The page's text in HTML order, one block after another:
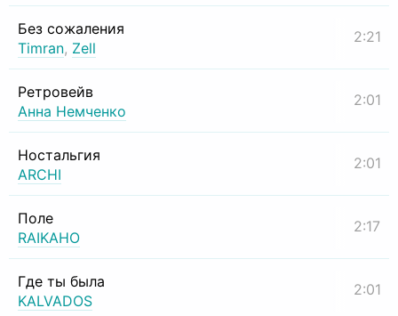
Без сожаления
Timran, Zell
2:21
Ретровейв
Анна Немченко
2:01
Ностальгия
ARCHI
2:01
Поле
RAIKAHO
2:17
Где ты была
KALVADOS
2:01